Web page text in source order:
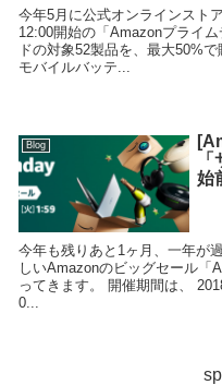
今年5月に公式オンラインスト
12:00開始の「Amazonプライ
ドの対象52製品を、最大50%
モバイルバッテ...
Blog
始
今年も残りあと1ヶ月、一年が
しいAmazonのビッグセール「
ってきます。 開催期間は、
0...